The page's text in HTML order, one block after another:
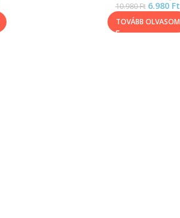
10.980Ft 6.980 Ft
TOVÁBB OLVASOM